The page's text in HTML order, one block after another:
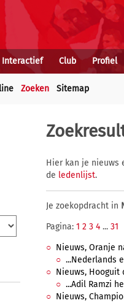
Interactief Club Profiel
Zoeken Sitemap
Hier kan je nieuws
de ledenlijst.
Je zoekopdracht in
Pagina: 1 2 3 4 ... 31
Nieuws, Oranje
...Nederlands
Nieuws, Hooguit
...Adil Ramzi
Nieuws,